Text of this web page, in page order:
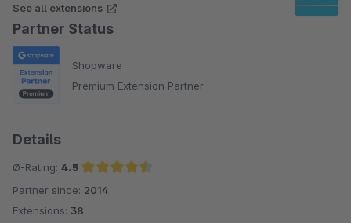
See all extensions
Partner Status
Shopware
Premium Extension Partner
Details
Ø-Rating: 4.5
Average rating of 4.5 out of 5 stars
Partner since: 2014
Extensions: 38